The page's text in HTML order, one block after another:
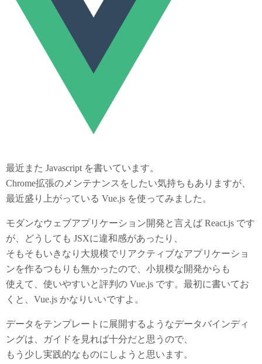
最近また Javascript を書いています。
Chrome拡張のメンテナンスをしたい気持ちもありますが、
最近盛り上がっている Vue.js を使ってみました。
モダンなウェブアプリケーション開発と言えば React.js です
が、どうしても JSXに違和感があったり、
そもそもいきなり大規模でリアクティブなアプリケーショ
ンを作るつもりも無かったので、小規模な開発からも
使えて、使いやすいと評判の Vue.js です。最初に書いてお
くと、Vue.js かなりいいですよ。
データをテンプレートに展開するようなデータバインディ
ングは、ガイドを見れば十分だと思うので、
もう少し実践的なものにしようと思います。